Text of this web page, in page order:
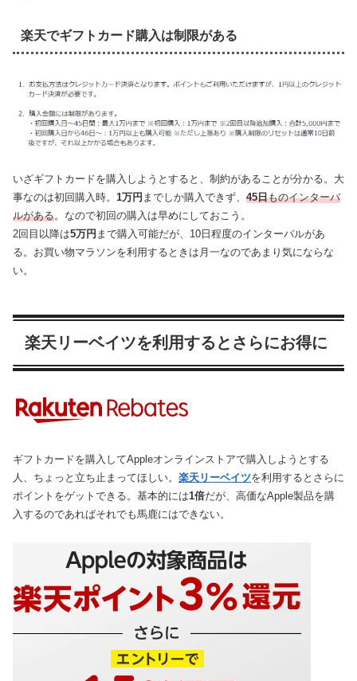
楽天でギフトカード購入は制限がある
いざギフトカードを購入しようとすると、制約があることが分かる。大
事なのは初回購入時。 1万円 までしか購入できず、 45日ものインターバ
ルがある。なので初回の購入は早めにしておこう。
2回目以降は5万円 まで購入可能だが、10日程度のインターバルがあ
る。お買い物マラソンを利用するときは月一なのであまり気にならな
い。
楽天リーベイツを利用するとさらにお得に
ギフトカードを購入してAppleオンラインストアで購入しようとする
人、ちょっと立ち止まってほしい。 楽天リーベイツを利用するとさらに
ポイントをゲットできる。基本的には1倍だが、高価なApple製品を購
入するのであればそれでも馬鹿にはできない。